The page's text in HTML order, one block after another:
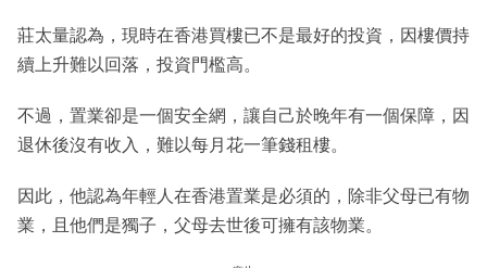
莊太量認為，現時在香港買樓已不是最好的投資，因樓價持
續上升難以回落，投資門檻高。
不過，置業卻是一個安全網，讓自己於晚年有一個保障，因
退休後沒有收入，難以每月花一筆錢租樓。
因此，他認為年輕人在香港置業是必須的，除非父母已有物
業，且他們是獨子，父母去世後可擁有該物業。